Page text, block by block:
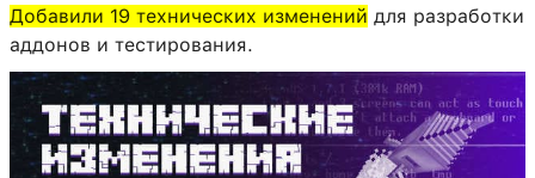
Добавили 19 технических изменений для разработки
аддонов и тестирования.